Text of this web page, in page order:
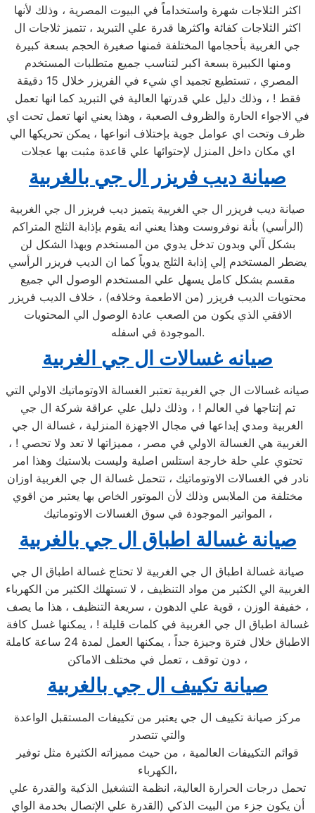
اكثر الثلاجات شهرة واستخداماً في البيوت المصرية ، وذلك لأنها
اكثر الثلاجات كفائة واكثرها قدرة علي التبريد ، تتميز ثلاجات ال
جي الغربية بأحجامها المختلفة فمنها صغيرة الحجم بسعة كبيرة
ومنها الكبيرة بسعة اكبر لتناسب جميع متطلبات المستخدم
المصري ، تستطيع تجميد اي شيء في الفريزر خلال 15 دقيقة
فقط ! ، وذلك دليل علي قدرتها العالية في التبريد كما انها تعمل
في الاجواء الحارة والظروف الصعبة ، وهذا يعني انها تعمل تحت اي
ظرف وتحت اي عوامل جوية بإختلاف انواعها ، يمكن تحريكها الي
اي مكان داخل المنزل لإحتوائها علي قاعدة مثبت بها عجلات
صيانة ديب فريزر ال جي بالغربية
صيانة ديب فريزر ال جي الغربية يتميز ديب فريزر ال جي الغربية
(الرأسي) بأنة نوفروست وهذا يعني انه يقوم بإذابة الثلج المتراكم
بشكل آلي وبدون تدخل يدوي من المستخدم وبهذا الشكل لن
يضطر المستخدم إلي إذابة الثلج يدوياً كما ان الديب فريزر الرأسي
مقسم بشكل كامل يسهل علي المستخدم الوصول الي جميع
محتويات الديب فريزر (من الاطعمة وخلافه) ، خلاف الديب فريزر
الافقي الذي يكون من الصعب عادة الوصول الي المحتويات
الموجودة في اسفله.
صيانه غسالات ال جي الغربية
صيانه غسالات ال جي الغربية تعتبر الغسالة الاوتوماتيك الاولي التي
تم إنتاجها في العالم ! ، وذلك دليل علي عراقة شركة ال جي
الغربية ومدي إبداعها في مجال الاجهزة المنزلية ، غسالة ال جي
الغربية هي الغسالة الاولي في مصر ، مميزاتها لا تعد ولا تحصي ! ،
تحتوي علي حلة خارجة استلس اصلية وليست بلاستيك وهذا امر
نادر في الغسالات الاوتوماتيك ، تتحمل غسالة ال جي الغربية اوزان
مختلفة من الملابس وذلك لأن الموتور الخاص بها يعتبر من اقوي
المواتير الموجودة في سوق الغسالات الاوتوماتيك ،
صيانة غسالة اطباق ال جي بالغربية
صيانة غسالة اطباق ال جي الغربية لا تحتاج غسالة اطباق ال جي
الغربية الي الكثير من مواد التنظيف ، لا تستهلك الكثير من الكهرباء
، خفيفة الوزن ، قوية علي الدهون ، سريعة التنظيف ، هذا ما يصف
غسالة اطباق ال جي الغربية في كلمات قليلة ! ، يمكنها غسل كافة
الاطباق خلال فترة وجيزة جداً ، يمكنها العمل لمدة 24 ساعة كاملة
دون توقف ، تعمل في مختلف الاماكن ،
صيانة تكييف ال جي بالغربية
مركز صيانة تكييف ال جي يعتبر من تكييفات المستقبل الواعدة
والتي تتصدر
قوائم التكييفات العالمية ، من حيث مميزاته الكثيرة مثل توفير
الكهرباء،
تحمل درجات الحرارة العالية، انظمة التشغيل الذكية والقدرة علي
أن يكون جزء من البيت الذكي (القدرة علي الإتصال بخدمة الواي